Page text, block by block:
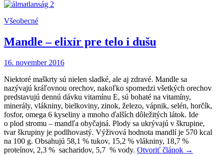
Všeobecné
Mandle – elixír pre telo i dušu
16. november 2016
Niektoré maškrty sú nielen sladké, ale aj zdravé. Mandle sa
nazývajú kráľovnou orechov, nakoľko spomedzi všetkých orechov
predstavujú dennú dávku vitamínu E, sú bohaté na vitamíny,
minerály, vlákniny, bielkoviny, zinok, železo, vápnik, selén, horčík,
fosfor, omega 6 kyseliny a mnoho ďalších dôležitých látok. Ide
o plod stromu – mandľa obyčajná. Plody sa ukrývajú v škrupine,
tvar škrupiny je podlhovastý. Výživová hodnota mandlí je 570 kcal
na 100 g. Obsahujú 58,1 % tukov, 15,2 % vlákniny, 18,7 %
proteínov, 2,3 % sacharidov, 5,7 % vody. Otvoriť článok →